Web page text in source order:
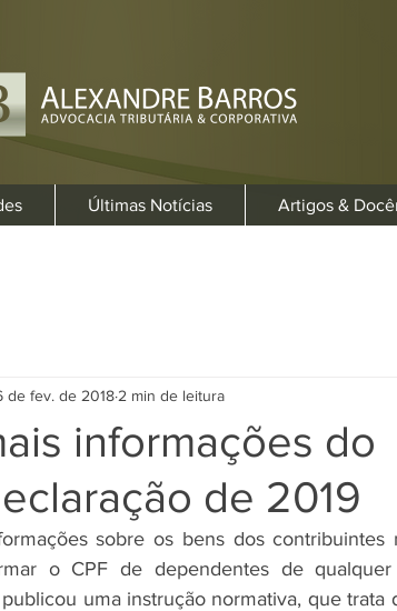
Últimas Notícias Artigos &
informações do
de 2019
de fev. de 2018 2 min de leitura
sobre os bens dos contribuintes
o CPF de dependentes de
uma instrução normativa, que trata